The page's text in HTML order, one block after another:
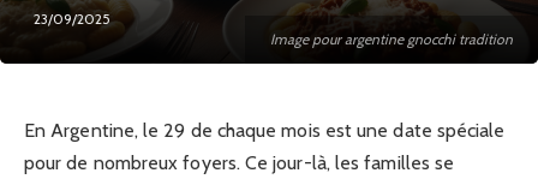
Image pour argentine gnocchi tradition
23/09/2025
En Argentine, le 29 de chaque mois est une date spéciale
pour de nombreux foyers. Ce jour-là, les familles se